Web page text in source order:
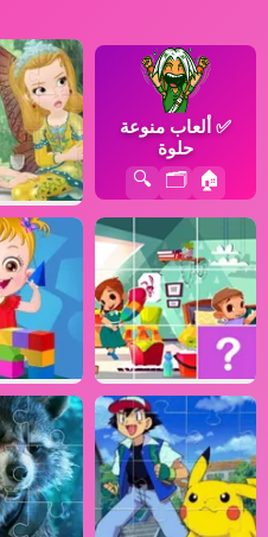
✅ ألعاب منوعة
حلوة
🏠
🗂️
🔍